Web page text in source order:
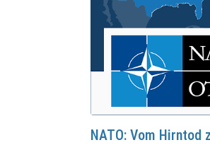
NATO: Vom Hirntod